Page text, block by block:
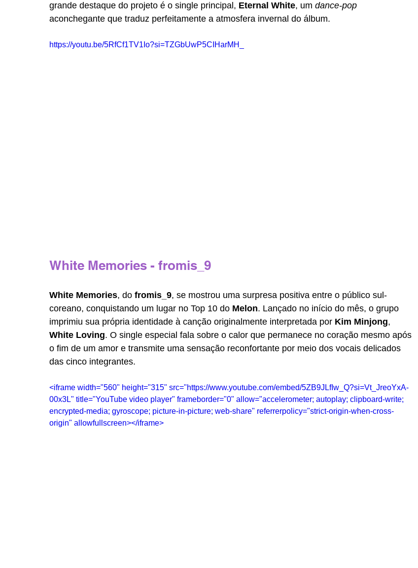
grande destaque do projeto é o single principal, Eternal White, um dance-pop
aconchegante que traduz perfeitamente a atmosfera invernal do álbum.
https://youtu.be/5RfCf1TV1Io?si=TZGbUwP5CIHarMH_
White Memories - fromis_9
White Memories, do fromis_9, se mostrou uma surpresa positiva entre o público sul-
coreano, conquistando um lugar no Top 10 do Melon. Lançado no início do mês, o grupo
imprimiu sua própria identidade à canção originalmente interpretada por Kim Minjong,
White Loving. O single especial fala sobre o calor que permanece no coração mesmo após
o fim de um amor e transmite uma sensação reconfortante por meio dos vocais delicados
das cinco integrantes.
<iframe width="560" height="315" src="https://www.youtube.com/embed/5ZB9JLfIw_Q?si=Vt_JreoYxA-
00x3L" title="YouTube video player" frameborder="0" allow="accelerometer; autoplay; clipboard-write;
encrypted-media; gyroscope; picture-in-picture; web-share" referrerpolicy="strict-origin-when-cross-
origin" allowfullscreen></iframe>